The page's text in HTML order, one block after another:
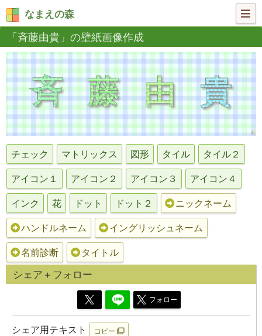
なまえの森
「斉藤由貴」の壁紙画像作成
チェック マトリックス 図形 タイル タイル２
アイコン１ アイコン２ アイコン３ アイコン４
インク 花 ドット ドット２ ニックネーム
ハンドルネーム イングリッシュネーム
名前診断 タイトル
シェア＋フォロー
フォロー
シェア用テキスト コピー